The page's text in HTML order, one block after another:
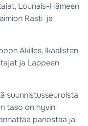
Lounais-Hämeen
Rasti ja
Akilles, Ikaalisten
ja Lappeen
suunnistusseuroista
taso on hyvin
panostaa ja